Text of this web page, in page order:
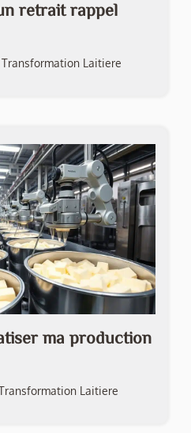
retrait rappel
Transformation Laitiere
ma production
Laitiere